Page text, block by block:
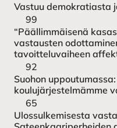
Vastuu demokratiasta
99
“Päällimmäisenä
vastausten
tavoitteluvaiheen
92
Suohon uppoutumassa:
koulujärjestelmämme
65
Ulossulkemisesta